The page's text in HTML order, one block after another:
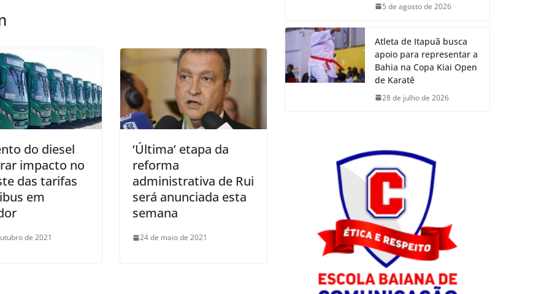
do diesel
impacto no
das tarifas
em
de 2021
‘Última’ etapa da
reforma
administrativa de Rui
será anunciada esta
semana
24 de maio de 2021
5 de agosto de 2026
Atleta de Itapuã busca
apoio para representar a
Bahia na Copa Kiai Open
de Karatê
28 de julho de 2026